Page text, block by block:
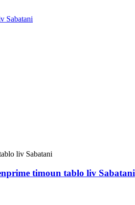
timoun tablo liv Sabatani